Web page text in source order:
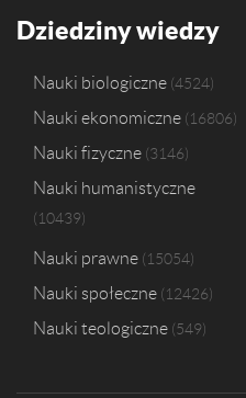
Dziedziny wiedzy
Nauki biologiczne 4524
Nauki ekonomiczne 16806
Nauki fizyczne 3146
Nauki humanistyczne
10439
Nauki prawne 15054
Nauki społeczne 12426
Nauki teologiczne 549